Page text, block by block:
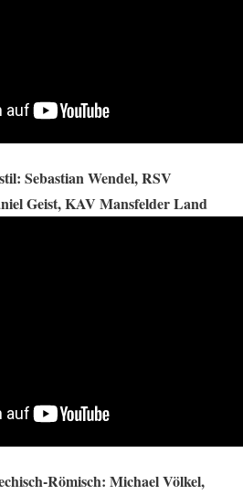
Sebastian Wendel, RSV
Geist, KAV Mansfelder Land
Römisch: Michael Völkel,